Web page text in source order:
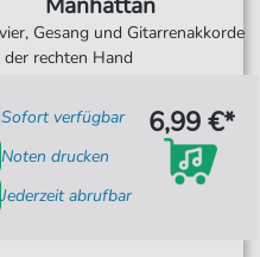
Gesang und Gitarrenakkorde
der rechten Hand
Sofort verfügbar
Noten drucken
Jederzeit abrufbar
6,99 €*